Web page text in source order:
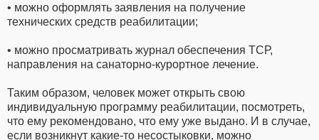
• можно оформлять заявления на получение
технических средств реабилитации;
• можно просматривать журнал обеспечения ТСР,
направления на санаторно-курортное лечение.
Таким образом, человек может открыть свою
индивидуальную программу реабилитации, посмотреть,
что ему рекомендовано, что ему уже выдано. И в случае,
если возникнут какие-то несостыковки, можно